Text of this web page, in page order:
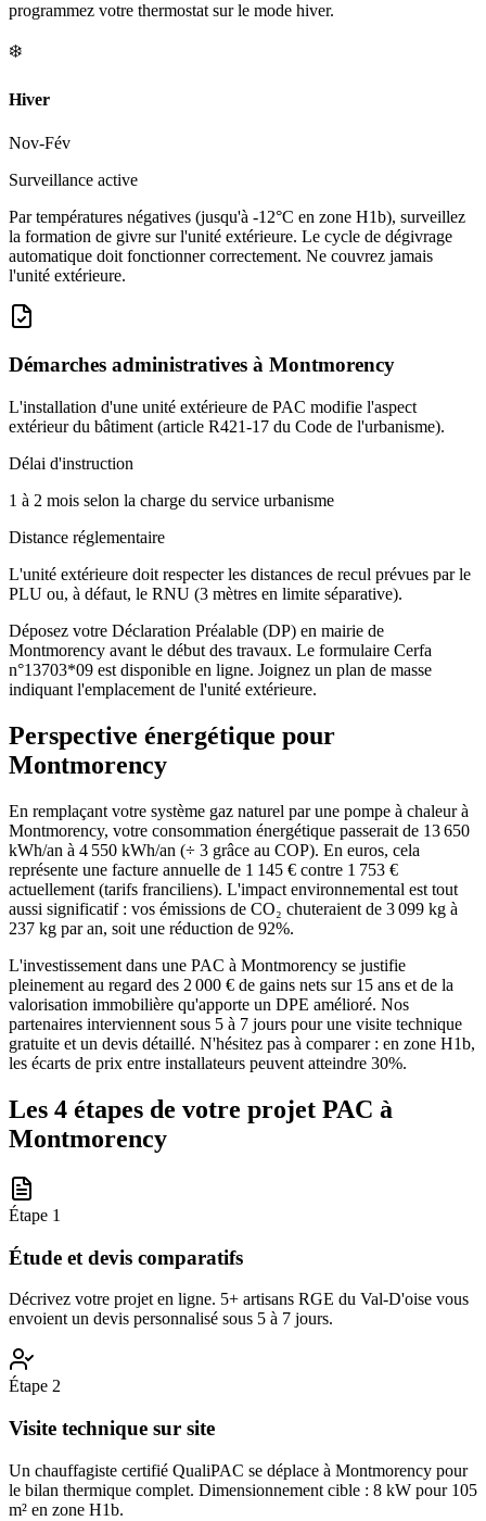
programmez votre thermostat sur le mode hiver.
❄️
Hiver
Nov-Fév
Surveillance active
Par températures négatives (jusqu'à -12°C en zone H1b), surveillez
la formation de givre sur l'unité extérieure. Le cycle de dégivrage
automatique doit fonctionner correctement. Ne couvrez jamais
l'unité extérieure.
Démarches administratives à Montmorency
L'installation d'une unité extérieure de PAC modifie l'aspect
extérieur du bâtiment (article R421-17 du Code de l'urbanisme).
Délai d'instruction
1 à 2 mois selon la charge du service urbanisme
Distance réglementaire
L'unité extérieure doit respecter les distances de recul prévues par le
PLU ou, à défaut, le RNU (3 mètres en limite séparative).
Déposez votre Déclaration Préalable (DP) en mairie de
Montmorency avant le début des travaux. Le formulaire Cerfa
n°13703*09 est disponible en ligne. Joignez un plan de masse
indiquant l'emplacement de l'unité extérieure.
Perspective énergétique pour
Montmorency
En remplaçant votre système gaz naturel par une pompe à chaleur à
Montmorency, votre consommation énergétique passerait de 13 650
kWh/an à 4 550 kWh/an (÷ 3 grâce au COP). En euros, cela
représente une facture annuelle de 1 145 € contre 1 753 €
actuellement (tarifs franciliens). L'impact environnemental est tout
aussi significatif : vos émissions de CO₂ chuteraient de 3 099 kg à
237 kg par an, soit une réduction de 92%.
L'investissement dans une PAC à Montmorency se justifie
pleinement au regard des 2 000 € de gains nets sur 15 ans et de la
valorisation immobilière qu'apporte un DPE amélioré. Nos
partenaires interviennent sous 5 à 7 jours pour une visite technique
gratuite et un devis détaillé. N'hésitez pas à comparer : en zone H1b,
les écarts de prix entre installateurs peuvent atteindre 30%.
Les 4 étapes de votre projet PAC à
Montmorency
Étape 1
Étude et devis comparatifs
Décrivez votre projet en ligne. 5+ artisans RGE du Val-D'oise vous
envoient un devis personnalisé sous 5 à 7 jours.
Étape 2
Visite technique sur site
Un chauffagiste certifié QualiPAC se déplace à Montmorency pour
le bilan thermique complet. Dimensionnement cible : 8 kW pour 105
m² en zone H1b.